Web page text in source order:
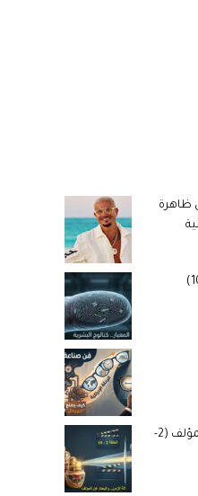
ظاهرة
آلة الزمن ورحلة البحث عن المؤلف (2-